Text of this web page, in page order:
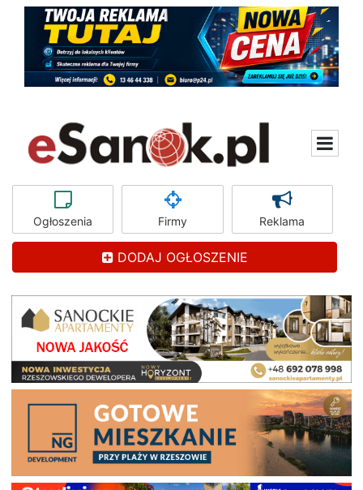
Ogłoszenia Firmy Reklama
DODAJ OGŁOSZENIE